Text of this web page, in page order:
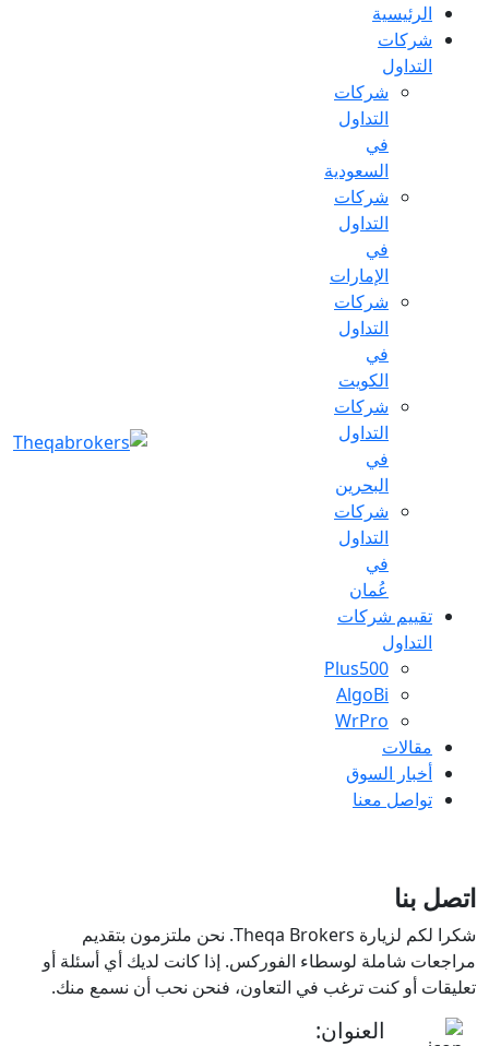
الرئيسية
شركات
التداول
شركات
التداول
في
السعودية
شركات
التداول
في
الإمارات
شركات
التداول
في
الكويت
شركات
التداول
في
البحرين
شركات
التداول
في
عُمان
تقييم شركات
التداول
Plus500
AlgoBi
WrPro
مقالات
أخبار السوق
تواصل معنا
اتصل بنا
شكرا لكم لزيارة Theqa Brokers. نحن ملتزمون بتقديم
مراجعات شاملة لوسطاء الفوركس. إذا كانت لديك أي أسئلة أو
تعليقات أو كنت ترغب في التعاون، فنحن نحب أن نسمع منك.
العنوان: